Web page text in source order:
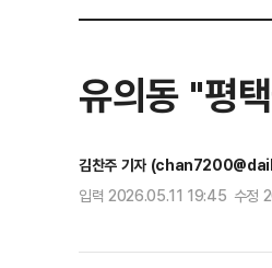
유의동 "평
김찬주 기자
입력 2026.05.11 19:45 수정